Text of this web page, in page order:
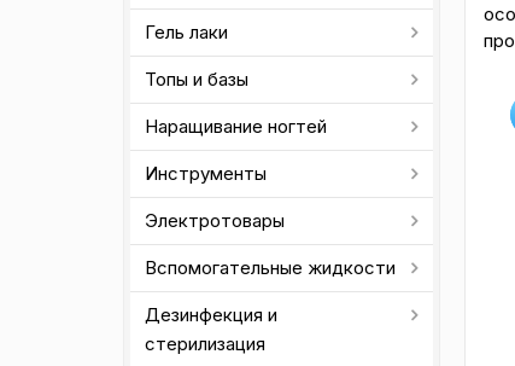
Гель лаки
Топы и базы
Наращивание ногтей
Инструменты
Электротовары
Вспомогательные жидкости
Дезинфекция и
стерилизация